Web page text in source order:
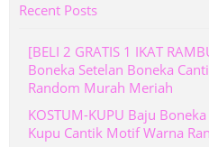
Recent Posts
[BELI 2 GRATIS 1 IKAT
Boneka Setelan Boneka
Random Murah Meriah
KOSTUM-KUPU Baju
Kupu Cantik Motif Warna